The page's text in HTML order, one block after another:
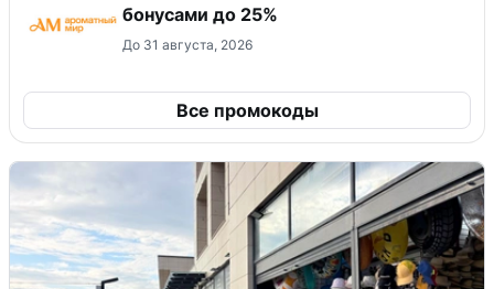
бонусами до 25%
До 31 августа, 2026
Все промокоды